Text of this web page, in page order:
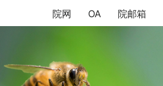
院网 OA 院邮箱